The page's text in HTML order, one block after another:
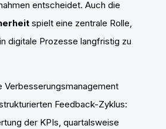
entscheidet. Auch die
spielt eine zentrale Rolle,
digitale Prozesse langfristig zu
Verbesserungsmanagement
Feedback-Zyklus:
der KPIs, quartalsweise